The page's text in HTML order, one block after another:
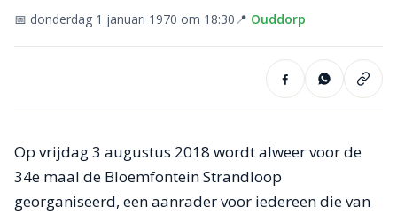
📅 donderdag 1 januari 1970 om 18:30📍 Ouddorp
Op vrijdag 3 augustus 2018 wordt alweer voor de
34e maal de Bloemfontein Strandloop
georganiseerd, een aanrader voor iedereen die van